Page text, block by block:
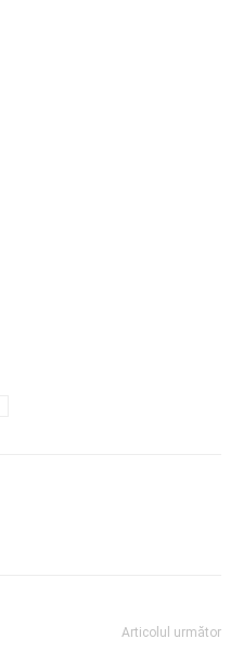
Articolul următor